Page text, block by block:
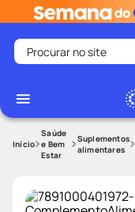
Procurar no site
1
medley
fralda
5º
shampoo
Saúde
e Bem
Estar
Suplementos
alimentares